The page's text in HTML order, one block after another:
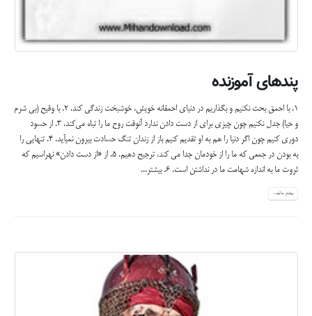
پندهای آموزنده
۱. با احمق بحث نکنیم و بگذاریم در دنیای احمقانه خویش، خوشبخت زندگی کند. 2. با وقیح (بي شرم
و حيا) جدل نکنیم چون چیزی برای از دست دادن ندارد آنوقت روح ما را تباه می‌کند. 3. از حسود
دوری کنیم چون اگر دنیا را هم به او تقدیم کنیم باز از زندان تنگ حسادت بیرون نمی­آید. 4. تنهایی را
به بودن در جمعی که ما را از خودمان جدا می کند، ترجیح دهیم. 5. از «از دست دادن» نهراسیم که
ثروت ما به اندازه شهامت ما در نداشتن است. 6. بیشتر...
بیشتر بدانید...